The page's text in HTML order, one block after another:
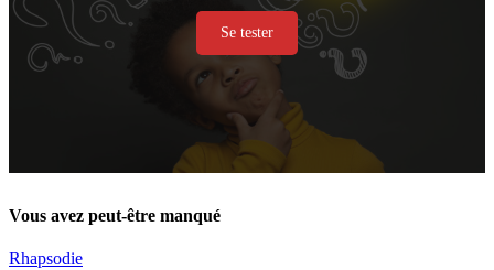
Se tester
Vous avez peut-être manqué
Rhapsodie